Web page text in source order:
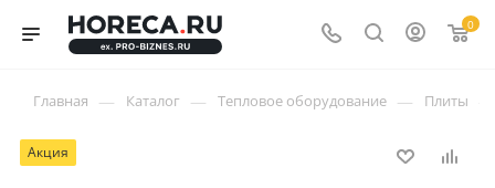
0
Главная — Каталог — Тепловое оборудование — Плиты
Акция